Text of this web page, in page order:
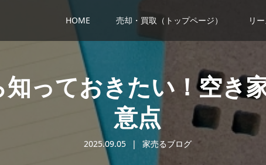
HOME 売却・買取（トップページ） リ
っておきたい！空き
意点
2025.09.05 家売るブログ